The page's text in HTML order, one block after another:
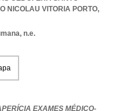
NICOLAU VITORIA PORTO,
n.e.
EXAMES MÉDICO-